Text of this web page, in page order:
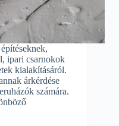
ipari csarnokok
kialakításáról.
árkérdése
számára.